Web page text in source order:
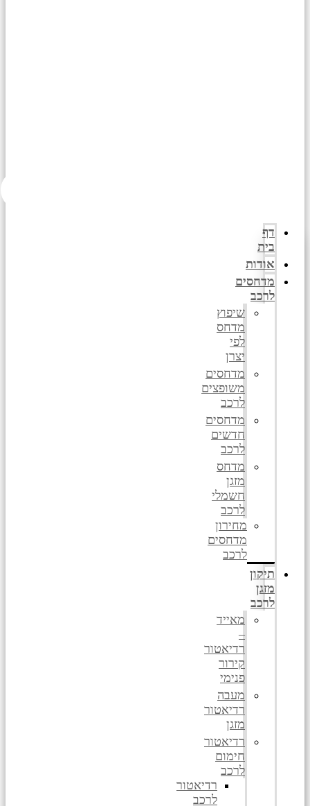
דף
בית
אודות
מדחסים
לרכב
שיפוץ
מדחס
לפי
יצרן
מדחסים
משופצים
לרכב
מדחסים
חדשים
לרכב
מדחס
מזגן
חשמלי
לרכב
מחירון
מדחסים
לרכב
תיקון
מזגן
לרכב
מאייד
–
רדיאטור
קירור
פנימי
מעבה
רדיאטור
מזגן
רדיאטור
חימום
לרכב
רדיאטור
לרכב